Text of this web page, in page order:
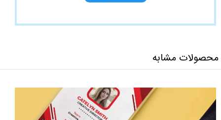
محصولات مشابه